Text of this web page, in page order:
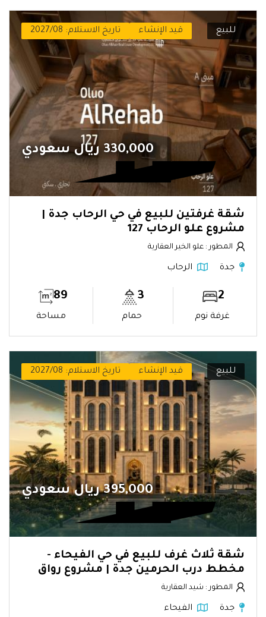
للبيع قيد الإنشاء تاريخ الاستلام: 2027/08
330,000 ريال سعودي
شقة غرفتين للبيع في حي الرحاب جدة |
مشروع علو الرحاب 127
المطور : علو الخير العقارية
جدة الرحاب
2
غرفة نوم
3
حمام
89
مساحة
للبيع قيد الإنشاء تاريخ الاستلام: 2027/08
395,000 ريال سعودي
شقة ثلاث غرف للبيع في حي الفيحاء -
مخطط درب الحرمين جدة | مشروع رواق
المطور : شيد العقارية
جدة الفيحاء